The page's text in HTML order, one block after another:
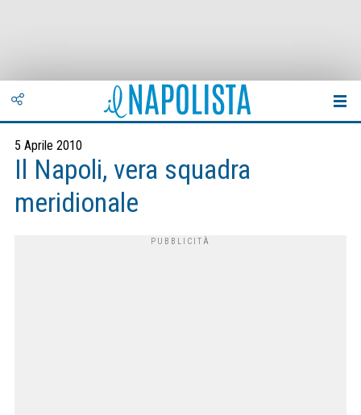
5 Aprile 2010
Il Napoli, vera squadra
meridionale